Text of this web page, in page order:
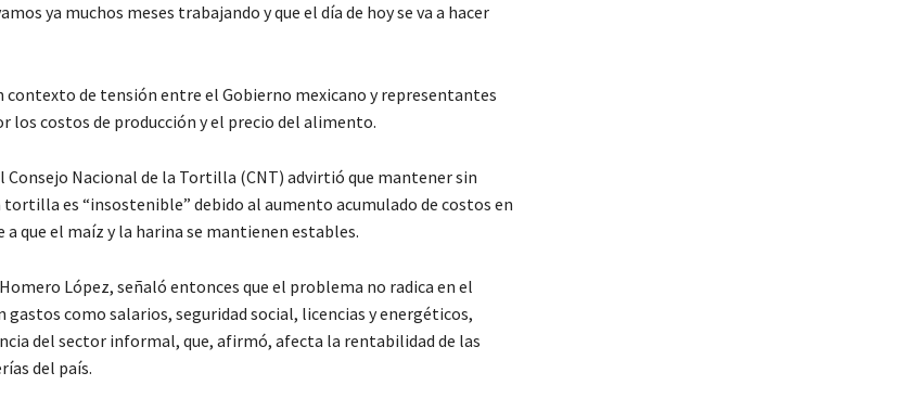
ya muchos meses trabajando y que el día de hoy se va a hacer
contexto de tensión entre el Gobierno mexicano y representantes
costos de producción y el precio del alimento.
Consejo Nacional de la Tortilla (CNT) advirtió que mantener sin
tortilla es “insostenible” debido al aumento acumulado de costos en
a que el maíz y la harina se mantienen estables.
López, señaló entonces que el problema no radica en el
gastos como salarios, seguridad social, licencias y energéticos,
del sector informal, que, afirmó, afecta la rentabilidad de las
del país.